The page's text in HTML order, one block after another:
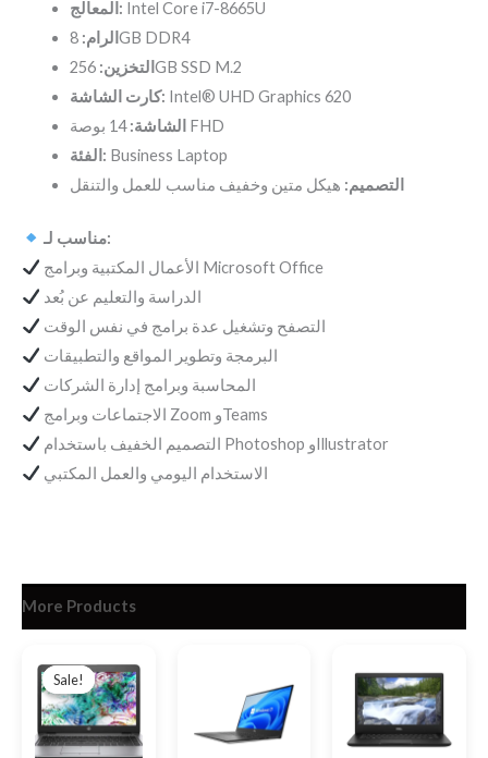
المعالج: Intel Core i7-8665U
الرام: 8GB DDR4
التخزين: 256GB SSD M.2
كارت الشاشة: Intel® UHD Graphics 620
الشاشة: 14 بوصة FHD
الفئة: Business Laptop
التصميم: هيكل متين وخفيف مناسب للعمل والتنقل
مناسب لـ:
الأعمال المكتبية وبرامج Microsoft Office
الدراسة والتعليم عن بُعد
التصفح وتشغيل عدة برامج في نفس الوقت
البرمجة وتطوير المواقع والتطبيقات
المحاسبة وبرامج إدارة الشركات
الاجتماعات وبرامج Zoom وTeams
التصميم الخفيف باستخدام Photoshop وIllustrator
الاستخدام اليومي والعمل المكتبي
More Products
Sale!
Sale!
price
was:
EGP9,000.
price
is:
EGP8,300.